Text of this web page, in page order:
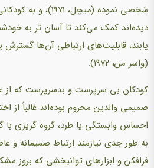
شخصی نموده (میچل،
دیده‌اند کمک می‌کند تا آسان تر به
یابند، قابلیت‌های ارتباطی آن‌ها گسترش
(واسر من، ۱۹۷۲).
کودکان بی سرپرست و بدسرپرست که از
صمیمی والدین محروم بوده‌اند غالباً از
احساس وابستگی یا طرد، گروه گریزی با
به طور جدی نیازمند ارتباط صمیمانه و
فرافکن و ابزارهای توانبخشی که بروز